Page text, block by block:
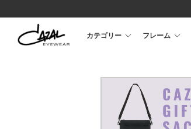
カテゴリー フレーム